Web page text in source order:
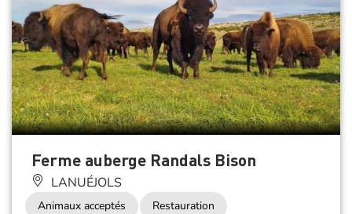
Ferme auberge Randals Bison
LANUÉJOLS
Animaux acceptés Restauration